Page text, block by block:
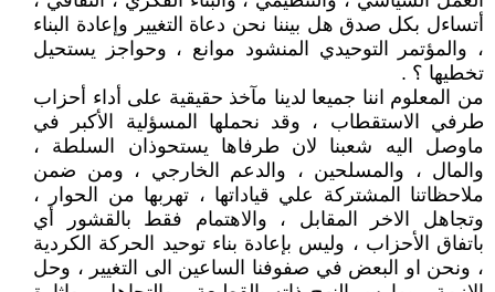
أتساءل بكل صدق هل بيننا نحن دعاة التغيير وإعادة البناء
، والمؤتمر التوحيدي المنشود موانع ، وحواجز يستحيل
تخطيها ؟ .
من المعلوم اننا جميعا لدينا مآخذ حقيقية على أداء أحزاب
طرفي الاستقطاب ، وقد نحملها المسؤلية الأكبر في
ماوصل اليه شعبنا لان طرفاها يستحوذان السلطة ،
والمال ، والمسلحين ، والدعم الخارجي ، ومن ضمن
ملاحظاتنا المشتركة علي قياداتها ، تهربها من الحوار ،
وتجاهل الاخر المقابل ، والاهتمام فقط بالقشور أي
باتفاق الأحزاب ، وليس بإعادة بناء توحيد الحركة الكردية
، ونحن او البعض في صفوفنا الساعين الى التغيير ، وحل